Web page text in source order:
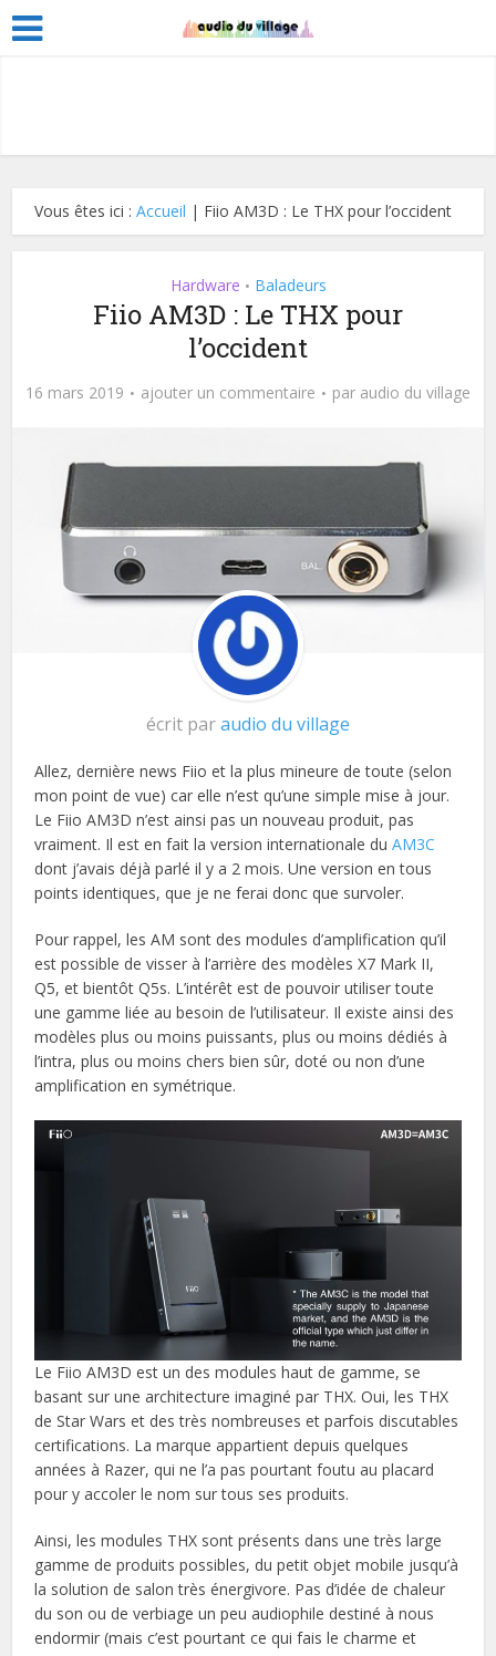
Vous êtes ici :Accueil | Fiio AM3D : Le THX pour l’occident
Hardware • Baladeurs
Fiio AM3D : Le THX pour
l’occident
16 mars 2019 ajouter un commentaire par audio du village
écrit paraudio du village
Allez, dernière news Fiio et la plus mineure de toute (selon
mon point de vue) car elle n’est qu’une simple mise à jour.
Le Fiio AM3D n’est ainsi pas un nouveau produit, pas
vraiment. Il est en fait la version internationale duAM3C
dont j’avais déjà parlé il y a 2 mois. Une version en tous
points identiques, que je ne ferai donc que survoler.
Pour rappel, les AM sont des modules d’amplification qu’il
est possible de visser à l’arrière des modèles X7 Mark II,
Q5, et bientôt Q5s. L’intérêt est de pouvoir utiliser toute
une gamme liée au besoin de l’utilisateur. Il existe ainsi des
modèles plus ou moins puissants, plus ou moins dédiés à
l’intra, plus ou moins chers bien sûr, doté ou non d’une
amplification en symétrique.
Le Fiio AM3D est un des modules haut de gamme, se
basant sur une architecture imaginé par THX. Oui, les THX
de Star Wars et des très nombreuses et parfois discutables
certifications. La marque appartient depuis quelques
années à Razer, qui ne l’a pas pourtant foutu au placard
pour y accoler le nom sur tous ses produits.
Ainsi, les modules THX sont présents dans une très large
gamme de produits possibles, du petit objet mobile jusqu’à
la solution de salon très énergivore. Pas d’idée de chaleur
du son ou de verbiage un peu audiophile destiné à nous
endormir (mais c’est pourtant ce qui fais le charme et